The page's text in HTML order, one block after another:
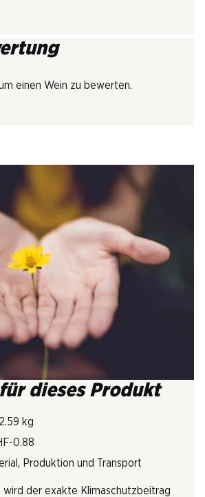
einen Wein zu bewerten.
für dieses Produkt
kg
0.88
Produktion und Transport
wird der exakte Klimaschutzbeitrag